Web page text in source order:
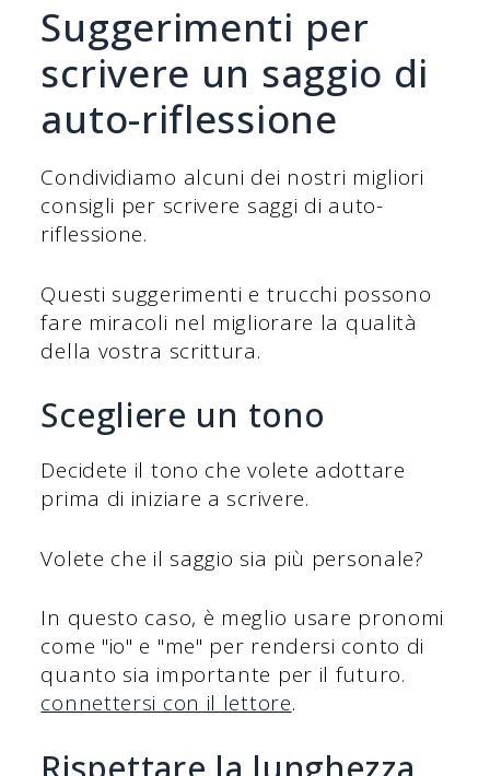
Suggerimenti per
scrivere un saggio di
auto-riflessione
Condividiamo alcuni dei nostri migliori
consigli per scrivere saggi di auto-
riflessione.
Questi suggerimenti e trucchi possono
fare miracoli nel migliorare la qualità
della vostra scrittura.
Scegliere un tono
Decidete il tono che volete adottare
prima di iniziare a scrivere.
Volete che il saggio sia più personale?
In questo caso, è meglio usare pronomi
come "io" e "me" per rendersi conto di
quanto sia importante per il futuro.
connettersi con il lettore.